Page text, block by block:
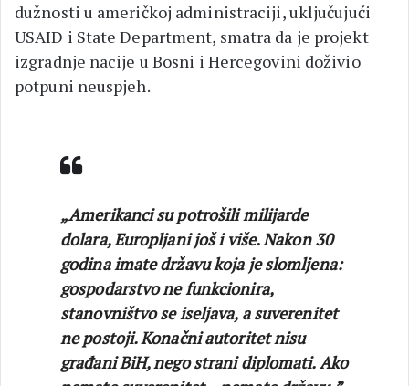
dužnosti u američkoj administraciji, uključujući
USAID i State Department, smatra da je projekt
izgradnje nacije u Bosni i Hercegovini doživio
potpuni neuspjeh.
„Amerikanci su potrošili milijarde
dolara, Europljani još i više. Nakon 30
godina imate državu koja je slomljena:
gospodarstvo ne funkcionira,
stanovništvo se iseljava, a suverenitet
ne postoji. Konačni autoritet nisu
građani BiH, nego strani diplomati. Ako